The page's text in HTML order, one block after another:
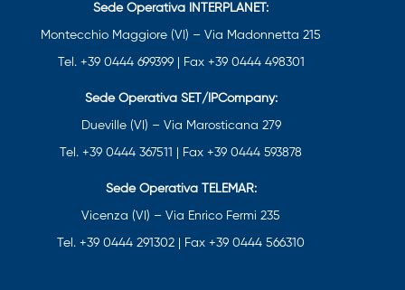
Sede Operativa INTERPLANET:
Montecchio Maggiore (VI) – Via Madonnetta 215
Tel. +39 0444 699399 | Fax +39 0444 498301
Sede Operativa SET/IPCompany:
Dueville (VI) – Via Marosticana 279
Tel. +39 0444 367511 | Fax +39 0444 593878
Sede Operativa TELEMAR:
Vicenza (VI) – Via Enrico Fermi 235
Tel. +39 0444 291302 | Fax +39 0444 566310